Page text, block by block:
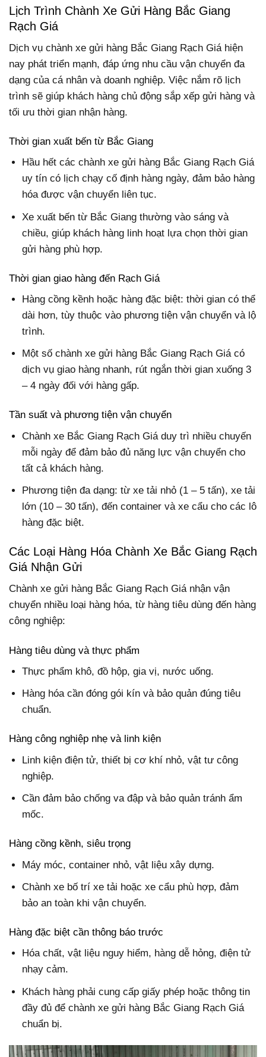
Lịch Trình Chành Xe Gửi Hàng Bắc Giang
Rạch Giá
Dịch vụ chành xe gửi hàng Bắc Giang Rạch Giá hiện
nay phát triển mạnh, đáp ứng nhu cầu vận chuyển đa
dạng của cá nhân và doanh nghiệp. Việc nắm rõ lịch
trình sẽ giúp khách hàng chủ động sắp xếp gửi hàng và
tối ưu thời gian nhận hàng.
Thời gian xuất bến từ Bắc Giang
Hầu hết các chành xe gửi hàng Bắc Giang Rạch Giá
uy tín có lịch chạy cố định hàng ngày, đảm bảo hàng
hóa được vận chuyển liên tục.
Xe xuất bến từ Bắc Giang thường vào sáng và
chiều, giúp khách hàng linh hoạt lựa chọn thời gian
gửi hàng phù hợp.
Thời gian giao hàng đến Rạch Giá
Hàng cồng kềnh hoặc hàng đặc biệt: thời gian có thể
dài hơn, tùy thuộc vào phương tiện vận chuyển và lộ
trình.
Một số chành xe gửi hàng Bắc Giang Rạch Giá có
dịch vụ giao hàng nhanh, rút ngắn thời gian xuống 3
– 4 ngày đối với hàng gấp.
Tần suất và phương tiện vận chuyển
Chành xe Bắc Giang Rạch Giá duy trì nhiều chuyến
mỗi ngày để đảm bảo đủ năng lực vận chuyển cho
tất cả khách hàng.
Phương tiện đa dạng: từ xe tải nhỏ (1 – 5 tấn), xe tải
lớn (10 – 30 tấn), đến container và xe cẩu cho các lô
hàng đặc biệt.
Các Loại Hàng Hóa Chành Xe Bắc Giang Rạch
Giá Nhận Gửi
Chành xe gửi hàng Bắc Giang Rạch Giá nhận vận
chuyển nhiều loại hàng hóa, từ hàng tiêu dùng đến hàng
công nghiệp:
Hàng tiêu dùng và thực phẩm
Thực phẩm khô, đồ hộp, gia vị, nước uống.
Hàng hóa cần đóng gói kín và bảo quản đúng tiêu
chuẩn.
Hàng công nghiệp nhẹ và linh kiện
Linh kiện điện tử, thiết bị cơ khí nhỏ, vật tư công
nghiệp.
Cần đảm bảo chống va đập và bảo quản tránh ẩm
mốc.
Hàng cồng kềnh, siêu trọng
Máy móc, container nhỏ, vật liệu xây dựng.
Chành xe bố trí xe tải hoặc xe cẩu phù hợp, đảm
bảo an toàn khi vận chuyển.
Hàng đặc biệt cần thông báo trước
Hóa chất, vật liệu nguy hiểm, hàng dễ hỏng, điện tử
nhạy cảm.
Khách hàng phải cung cấp giấy phép hoặc thông tin
đầy đủ để chành xe gửi hàng Bắc Giang Rạch Giá
chuẩn bị.